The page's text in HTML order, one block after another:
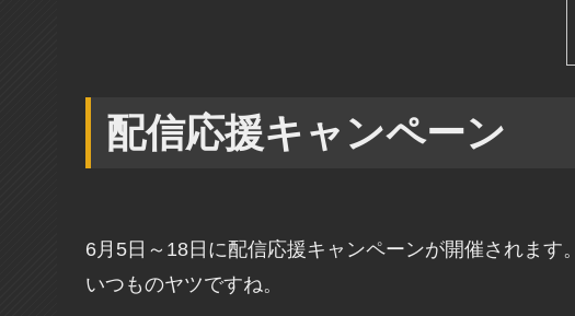
配信応援キャンペーン
6月5日～18日に配信応援キャンペーンが開催されます。
いつものヤツですね。